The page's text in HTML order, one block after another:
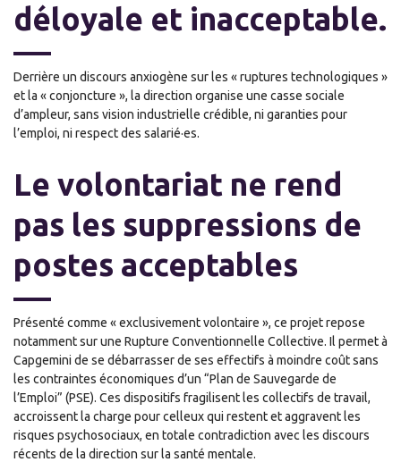
déloyale et inacceptable.
Derrière un discours anxiogène sur les « ruptures technologiques »
et la « conjoncture », la direction organise une casse sociale
d’ampleur, sans vision industrielle crédible, ni garanties pour
l’emploi, ni respect des salarié·es.
Le volontariat ne rend
pas les suppressions de
postes acceptables
Présenté comme « exclusivement volontaire », ce projet repose
notamment sur une Rupture Conventionnelle Collective. Il permet à
Capgemini de se débarrasser de ses effectifs à moindre coût sans
les contraintes économiques d’un “Plan de Sauvegarde de
l’Emploi” (PSE). Ces dispositifs fragilisent les collectifs de travail,
accroissent la charge pour celleux qui restent et aggravent les
risques psychosociaux, en totale contradiction avec les discours
récents de la direction sur la santé mentale.